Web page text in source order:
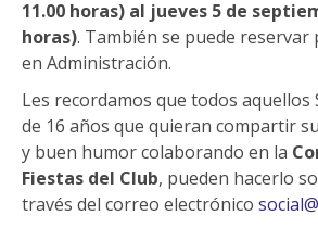
11.00 horas) al jueves 5 de
horas). También se puede reservar
en Administración.
Les recordamos que todos aquellos
de 16 años que quieran compartir
y buen humor colaborando en la
Fiestas del Club, pueden hacerlo
través del correo electrónico